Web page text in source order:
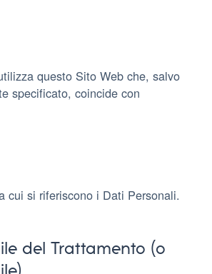
questo Sito Web che, salvo
specificato, coincide con
cui si riferiscono i Dati Personali.
del Trattamento (o